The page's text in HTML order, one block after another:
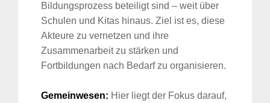
Bildungsprozess beteiligt sind – weit über
Schulen und Kitas hinaus. Ziel ist es, diese
Akteure zu vernetzen und ihre
Zusammenarbeit zu stärken und
Fortbildungen nach Bedarf zu organisieren.
Gemeinwesen: Hier liegt der Fokus darauf,